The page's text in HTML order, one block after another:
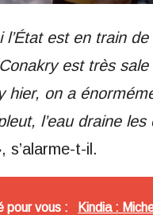
l’État est en train
est très
hier, on a
l’eau draine
s’alarme-t-il.
pour vous : Kindia :